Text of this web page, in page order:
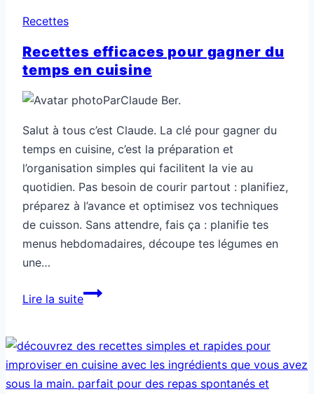
Recettes
Recettes efficaces pour gagner du
temps en cuisine
ParClaude Ber.
Salut à tous c’est Claude. La clé pour gagner du
temps en cuisine, c’est la préparation et
l’organisation simples qui facilitent la vie au
quotidien. Pas besoin de courir partout : planifiez,
préparez à l’avance et optimisez vos techniques
de cuisson. Sans attendre, fais ça : planifie tes
menus hebdomadaires, découpe tes légumes en
une…
Lire la suiteRecettes
gagner
du
temps